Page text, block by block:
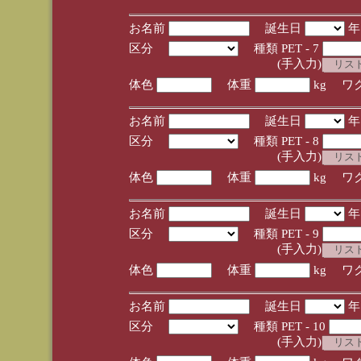
お名前 誕生日
区分
種類 PET - 7
(手入力)
体色
体重 kg ワ
お名前 誕生日
区分
種類 PET - 8
(手入力)
体色
体重 kg ワ
お名前 誕生日
区分
種類 PET - 9
(手入力)
体色
体重 kg ワ
お名前 誕生日
区分
種類 PET - 10
(手入力)